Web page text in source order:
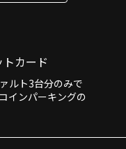
カード
ルト3台分のみで
インパーキングの